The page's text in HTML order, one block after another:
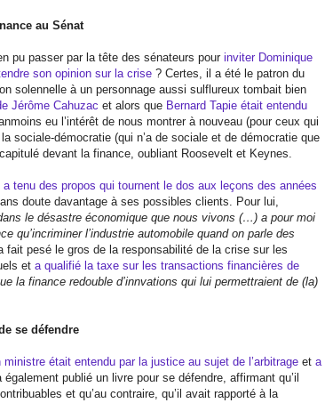
au Sénat
pu passer par la tête des sénateurs pour inviter Dominique
son opinion sur la crise ? Certes, il a été le patron du
solennelle à un personnage aussi sulflureux tombait bien
Jérôme Cahuzac et alors que Bernard Tapie était entendu
eu l’intérêt de nous montrer à nouveau (pour ceux qui
sociale-démocratie (qui n’a de sociale et de démocratie que
devant la finance, oubliant Roosevelt et Keynes.
tenu des propos qui tournent le dos aux leçons des années
doute davantage à ses possibles clients. Pour lui,
le désastre économique que nous vivons (…) a pour moi
qu’incriminer l’industrie automobile quand on parle des
fait pesé le gros de la responsabilité de la crise sur les
et a qualifié la taxe sur les transactions financières de
la finance redouble d’innvations qui lui permettraient de (la)
se défendre
ministre était entendu par la justice au sujet de l’arbitrage et a
également publié un livre pour se défendre, affirmant qu’il
et qu’au contraire, qu’il avait rapporté à la